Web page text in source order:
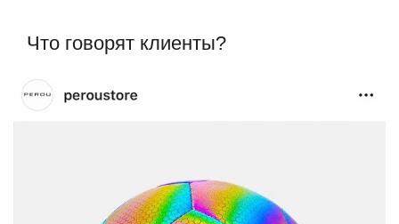
Что говорят клиенты?